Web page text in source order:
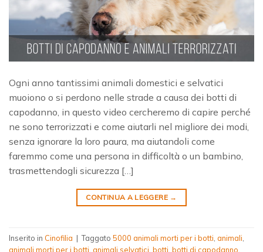
Ogni anno tantissimi animali domestici e selvatici
muoiono o si perdono nelle strade a causa dei botti di
capodanno, in questo video cercheremo di capire perché
ne sono terrorizzati e come aiutarli nel migliore dei modi,
senza ignorare la loro paura, ma aiutandoli come
faremmo come una persona in difficoltà o un bambino,
trasmettendogli sicurezza […]
CONTINUA A LEGGERE →
Inserito in Cinofilia | Taggato 5000 animali morti per i botti animali
animali morti per i botti animali selvatici botti botti di capodanno